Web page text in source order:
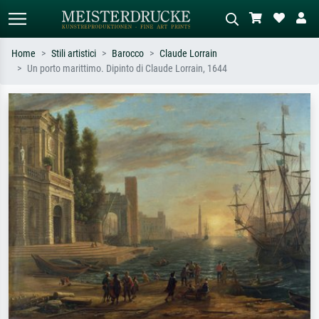
Cerca per artista, titolo o stile – es.
Monet, Notte stellata,
Impressionismo, onda di Hokusai,
nudo.
Descrivi la scena – es. prato verde,
astratto con molto rosso, dipinto a
olio scuro, nudo in piedi vicino a un
albero.
Home Stili artistici Barocco
Claude Lorrain
Un porto marittimo. Dipinto di Claude Lorrain, 1644